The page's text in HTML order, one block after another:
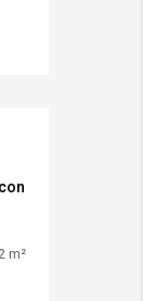
m²